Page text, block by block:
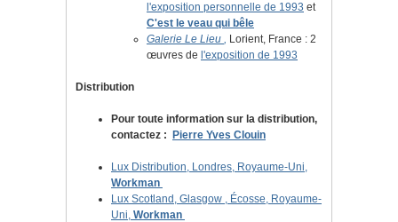
l'exposition personnelle de 1993 et
C'est le veau qui bêle
Galerie Le Lieu , Lorient, France : 2
œuvres de l'exposition de 1993
Distribution
Pour toute information sur la distribution,
contactez :
Pierre Yves Clouin
Lux Distribution, Londres, Royaume-Uni,
Workman
Lux Scotland, Glasgow , Écosse, Royaume-
Uni, Workman